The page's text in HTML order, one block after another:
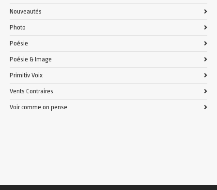
Nouveautés
Photo
Poésie
Poésie & Image
Primitiv Voix
Vents Contraires
Voir comme on pense